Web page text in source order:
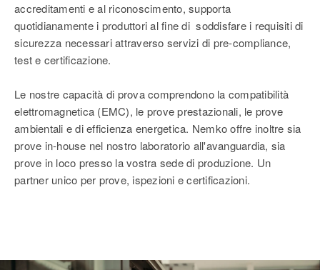
accreditamenti e al riconoscimento, supporta
quotidianamente i produttori al fine di soddisfare i requisiti di
sicurezza necessari attraverso servizi di pre-compliance,
test e certificazione.
Le nostre capacità di prova comprendono la compatibilità
elettromagnetica (EMC), le prove prestazionali, le prove
ambientali e di efficienza energetica. Nemko offre inoltre sia
prove in-house nel nostro laboratorio all'avanguardia, sia
prove in loco presso la vostra sede di produzione. Un
partner unico per prove, ispezioni e certificazioni.